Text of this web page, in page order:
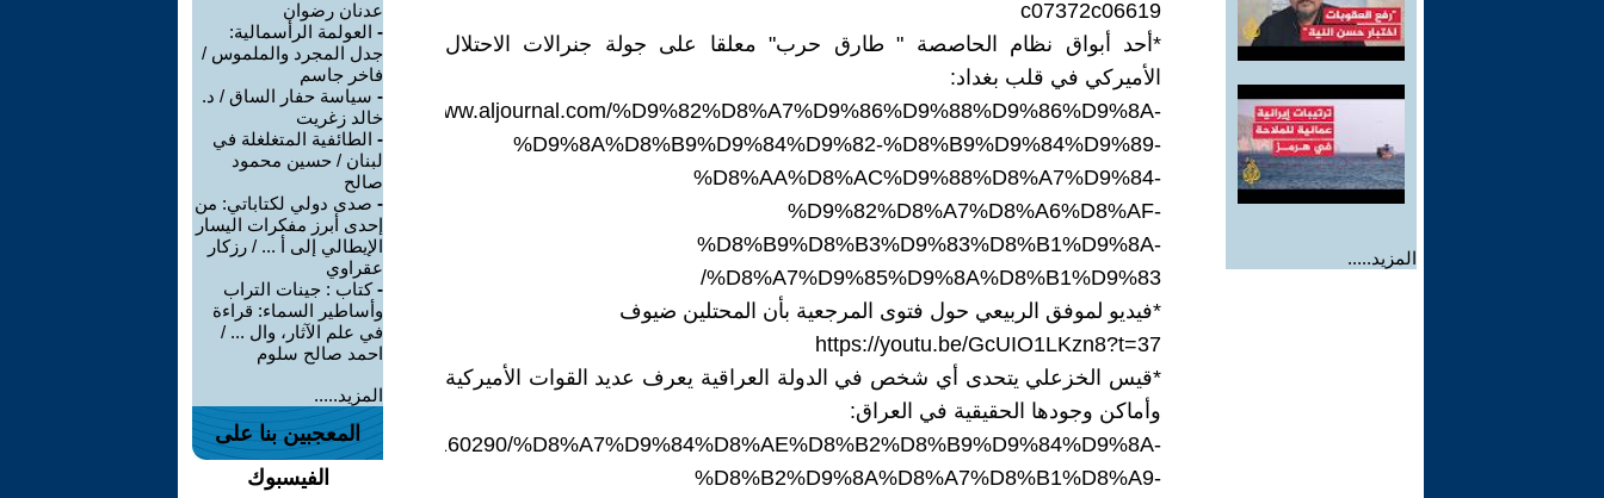
المزيد.....
c07372c06619
*أحد أبواق نظام الحاصصة " طارق حرب" معلقا على جولة جنرالات الاحتلال
الأميركي في قلب بغداد:
https://www.aljournal.com/%D9%82%D8%A7%D9%86%D9%88%D9%86%D9%8A-
%D9%8A%D8%B9%D9%84%D9%82-%D8%B9%D9%84%D9%89-
%D8%AA%D8%AC%D9%88%D8%A7%D9%84-
%D9%82%D8%A7%D8%A6%D8%AF-
%D8%B9%D8%B3%D9%83%D8%B1%D9%8A-
%D8%A7%D9%85%D9%8A%D8%B1%D9%83
/
*فيديو لموفق الربيعي حول فتوى المرجعية بأن المحتلين ضيوف
https://youtu.be/GcUIO1LKzn8?t=37
*قيس الخزعلي يتحدى أي شخص في الدولة العراقية يعرف عديد القوات الأميركية
وأماكن وجودها الحقيقية في العراق:
http://almasalah.com/ar/news/160290/%D8%A7%D9%84%D8%AE%D8%B2%D8%B9%D9%84%D9%8A-
%D8%B2%D9%8A%D8%A7%D8%B1%D8%A9-
عدنان رضوان
- العولمة الرأسمالية:
جدل المجرد والملموس /
فاخر جاسم
- سياسة حفار الساق / د.
خالد زغريت
- الطائفية المتغلغلة في
لبنان / حسين محمود
صالح
- صدى دولي لكتاباتي: من
إحدى أبرز مفكرات اليسار
الإيطالي إلى أ ... / رزكار
عقراوي
-كتاب : جينات التراب
وأساطير السماء: قراءة
في علم الآثار، وال ... /
احمد صالح سلوم
المزيد.....
المعجبين بنا على
الفيسبوك